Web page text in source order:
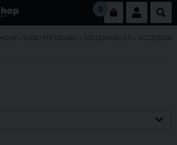
0
HOME AUSILI PER DISABILI SOLLEVAMALATI ACCESSORI